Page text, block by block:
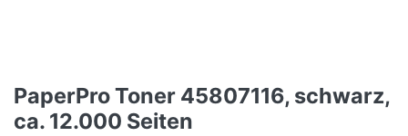
PaperPro Toner 45807116, schwarz,
ca. 12.000 Seiten